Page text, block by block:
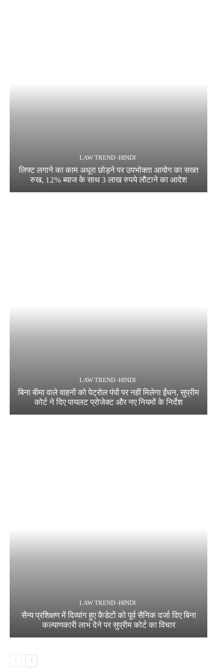
LAW TREND -HINDI
लिफ्ट लगाने का काम अधूरा छोड़ने पर उपभोक्ता आयोग का सख्त
रुख, 12% ब्याज के साथ 3 लाख रुपये लौटाने का आदेश
LAW TREND -HINDI
बिना बीमा वाले वाहनों को पेट्रोल पंपों पर नहीं मिलेगा ईंधन, सुप्रीम
कोर्ट ने दिए पायलट प्रोजेक्ट और नए नियमों के निर्देश
LAW TREND -HINDI
सैन्य प्रशिक्षण में दिव्यांग हुए कैडेटों को पूर्व सैनिक दर्जा दिए बिना
कल्याणकारी लाभ देने पर सुप्रीम कोर्ट का विचार